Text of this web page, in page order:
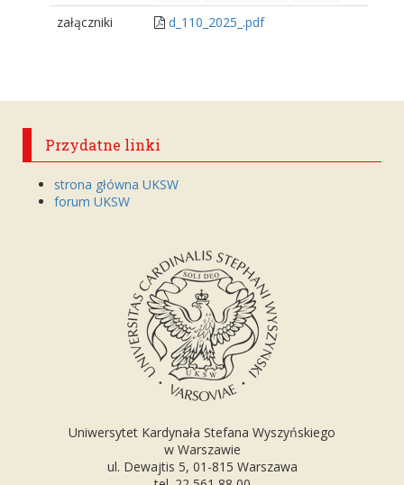
załączniki d_110_2025_.pdf
Przydatne linki
strona główna UKSW
forum UKSW
Uniwersytet Kardynała Stefana Wyszyńskiego
w Warszawie
ul. Dewajtis 5, 01-815 Warszawa